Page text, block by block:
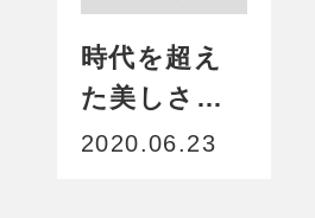
時代を超え
た美しさ
で、空間に
2020.06.23